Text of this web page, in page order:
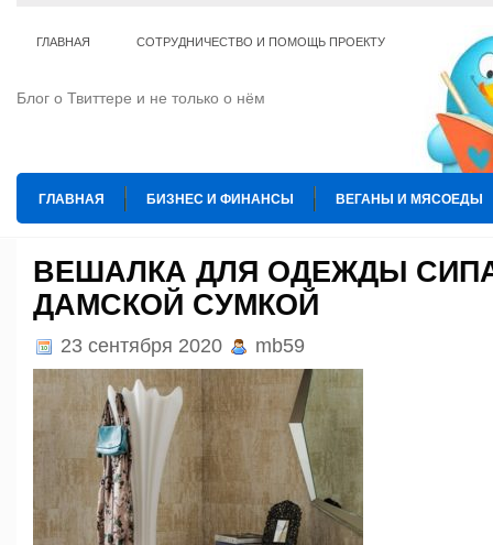
ГЛАВНАЯ СОТРУДНИЧЕСТВО И ПОМОЩЬ ПРОЕКТУ
Блог о Твиттере и не только о нём
ГЛАВНАЯ БИЗНЕС И ФИНАНСЫ ВЕГАНЫ И МЯСОЕДЫ
ТЕ КОГО ПРИРУЧИЛИ ШАХМАТЫ
ВЕШАЛКА ДЛЯ ОДЕЖДЫ
ДАМСКОЙ СУМКОЙ
23 сентября 2020 mb59